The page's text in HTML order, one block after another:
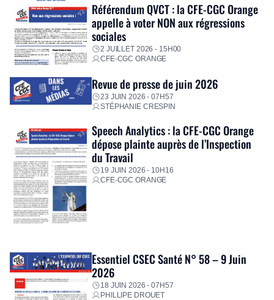
Référendum QVCT : la CFE-CGC Orange
appelle à voter NON aux régressions
sociales
2 JUILLET 2026 - 15H00
CFE-CGC ORANGE
Revue de presse de juin 2026
23 JUIN 2026 - 07H57
STÉPHANIE CRESPIN
Speech Analytics : la CFE-CGC Orange
dépose plainte auprès de l’Inspection
du Travail
19 JUIN 2026 - 10H16
CFE-CGC ORANGE
Essentiel CSEC Santé N° 58 – 9 Juin
2026
18 JUIN 2026 - 07H57
PHILLIPE DROUET